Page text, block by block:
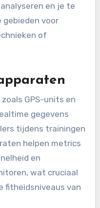
en je te
gebieden voor
of
GPS-units en
gegevens
tijdens trainingen
helpen metrics
en
wat cruciaal
fitheidsniveaus van